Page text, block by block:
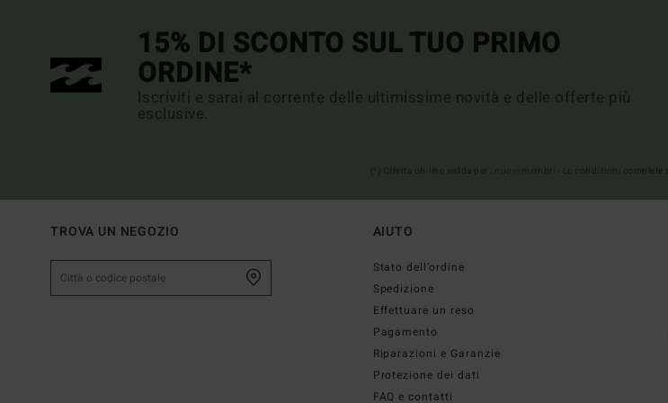
15% DI SCONTO SUL TUO PRIMO
ORDINE*
Iscriviti e sarai al corrente delle ultimissime novità e delle offerte più
esclusive.
TROVA UN NEGOZIO AIUTO
Stato dell’ordine
Spedizione
Effettuare un reso
Pagamento
Riparazioni e Garanzie
Protezione dei dati
FAQ e contatti